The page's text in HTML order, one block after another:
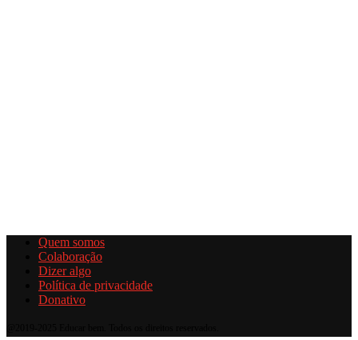
Quem somos
Colaboração
Dizer algo
Política de privacidade
Donativo